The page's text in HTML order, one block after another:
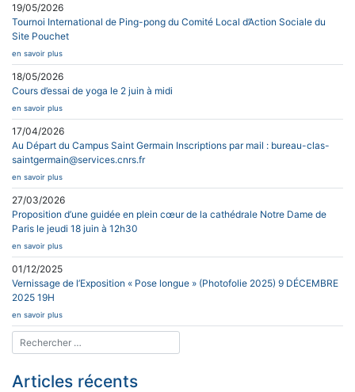
19/05/2026
Tournoi International de Ping-pong du Comité Local d’Action Sociale du
Site Pouchet
en savoir plus
18/05/2026
Cours d’essai de yoga le 2 juin à midi
en savoir plus
17/04/2026
Au Départ du Campus Saint Germain Inscriptions par mail : bureau-clas-
saintgermain@services.cnrs.fr
en savoir plus
27/03/2026
Proposition d’une guidée en plein cœur de la cathédrale Notre Dame de
Paris le jeudi 18 juin à 12h30
en savoir plus
01/12/2025
Vernissage de l’Exposition « Pose longue » (Photofolie 2025) 9 DÉCEMBRE
2025 19H
en savoir plus
Articles récents